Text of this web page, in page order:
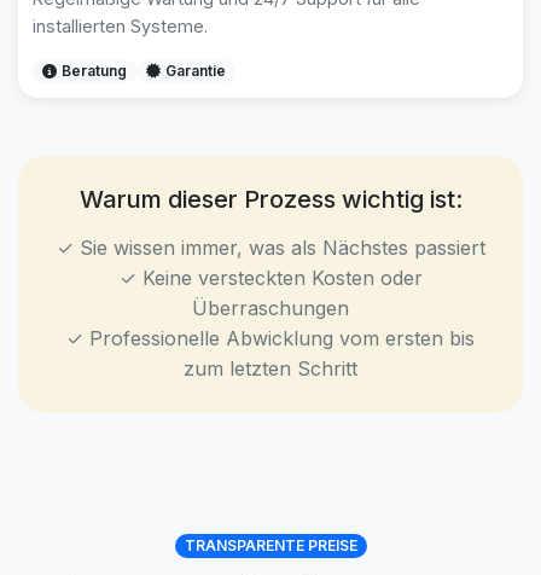
installierten Systeme.
Beratung Garantie
Warum dieser Prozess wichtig ist:
✓ Sie wissen immer, was als Nächstes passiert
✓ Keine versteckten Kosten oder
Überraschungen
✓ Professionelle Abwicklung vom ersten bis
zum letzten Schritt
TRANSPARENTE PREISE